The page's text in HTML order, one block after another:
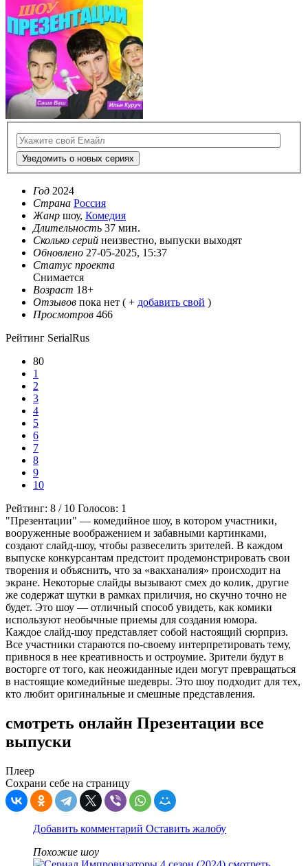
Уведомить о новых сериях
Год 2024
Страна Россия
Жанр шоу, Комедия
Длительность 37 мин.
Сколько серий неизвестно, выпуски выходят
Обновлено 27-05-2025, 15:37
Статус проекта
Снимается
Возраст 18+
Отзывов пока нет ( + добавить свой )
Просмотров 466
Рейтинг SerialRus
80
1
2
3
4
5
6
7
8
9
10
Рейтинг: 8 / 10 Голосов: 1
"Презентации" — комедийное шоу, в котором участники,
вооруженные воображением и забавными картинками,
создают слайд-шоу, чтобы развеселить зрителей. В каждом
выпуске конкурсантам предстоит продемонстрировать свои
творения и объяснить, что за «вакханалия» происходит на
экране. Некоторые слайды вызывают смех до колик, другие
же содержат шутки в рамках приличия, но скучно точно не
будет. Это шоу — отличный способ увидеть, как комики
используют необычные приемы для создания юмора.
Каждое слайд-шоу представляет собой настоящий сюрприз.
Все участники стараются по-своему интерпретировать тему,
привнося в нее креативность и остроумие. Зрители будут в
восторге от того, как неожиданные идеи могут превращаться
в настоящие комедийные шедевры. Это шоу подходит для тех,
кто любит оригинальные и смешные представления.
смотреть онлайн Презентации все
выпуски
Плеер
Сохрани себе на страницу
Добавить комментарий Оставить жалобу
Похожие шоу